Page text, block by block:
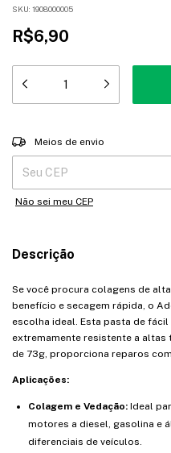
SKU: 1908000005
R$6,90
Entregas para o CEP:
Meios de envio
Não sei meu CEP
Descrição
Se você procura colagens de
benefício e secagem rápida, o
escolha ideal. Esta pasta de
extremamente resistente a altas
de 73g, proporciona reparos
Aplicações:
Colagem e Vedação: Ideal
motores a diesel, gasolina e
diferenciais de veículos.